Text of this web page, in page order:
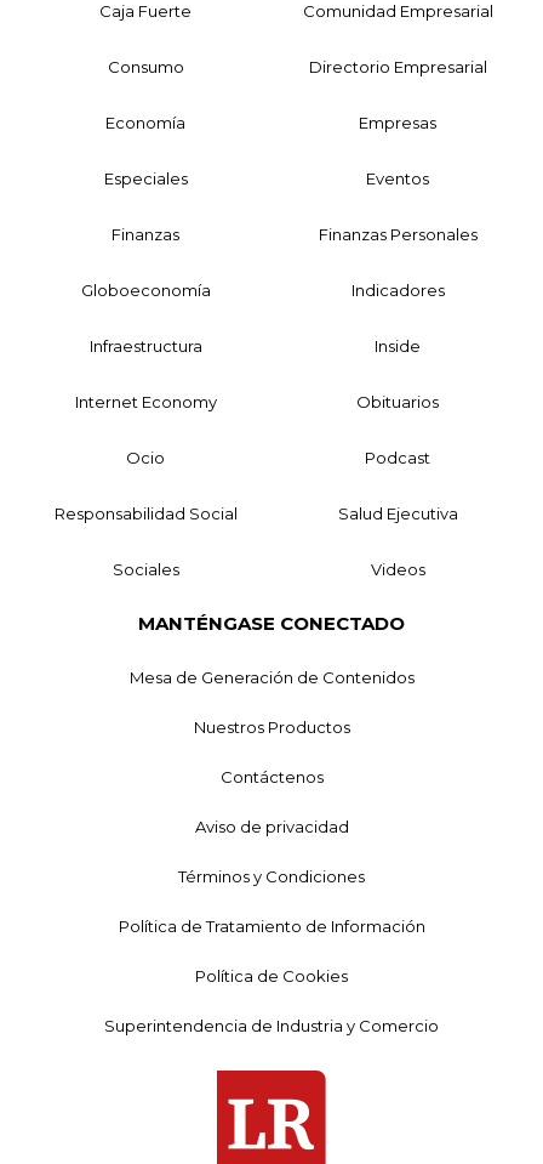
Caja Fuerte Comunidad Empresarial
Consumo Directorio Empresarial
Economía Empresas
Especiales Eventos
Finanzas Finanzas Personales
Globoeconomía Indicadores
Infraestructura Inside
Internet Economy Obituarios
Ocio Podcast
Responsabilidad Social Salud Ejecutiva
Sociales Videos
MANTÉNGASE CONECTADO
Mesa de Generación de Contenidos
Nuestros Productos
Contáctenos
Aviso de privacidad
Términos y Condiciones
Política de Tratamiento de Información
Política de Cookies
Superintendencia de Industria y Comercio